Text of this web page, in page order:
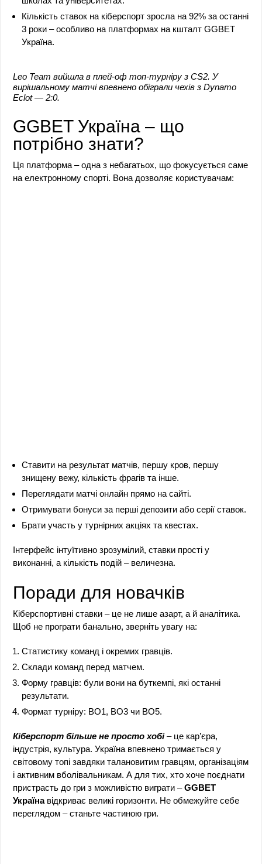
Кількість ставок на кіберспорт зросла на 92% за останні
3 роки – особливо на платформах на кшталт GGBET
Україна.
Leo Team вийшла в плей-оф топ-турніру з CS2. У
вирішальному матчі впевнено обіграли чехів з Dynamo
Eclot — 2:0.
GGBET Україна – що
потрібно знати?
Ця платформа – одна з небагатьох, що фокусується саме
на електронному спорті. Вона дозволяє користувачам:
Ставити на результат матчів, першу кров, першу
знищену вежу, кількість фрагів та інше.
Переглядати матчі онлайн прямо на сайті.
Отримувати бонуси за перші депозити або серії ставок.
Брати участь у турнірних акціях та квестах.
Інтерфейс інтуїтивно зрозумілий, ставки прості у
виконанні, а кількість подій – величезна.
Поради для новачків
Кіберспортивні ставки – це не лише азарт, а й аналітика.
Щоб не програти банально, зверніть увагу на:
Статистику команд і окремих гравців.
Склади команд перед матчем.
Форму гравців: були вони на буткемпі, які останні
результати.
Формат турніру: BO1, BO3 чи BO5.
Кіберспорт більше не просто хобі– це кар’єра,
індустрія, культура. Україна впевнено тримається у
світовому топі завдяки талановитим гравцям, організаціям
і активним вболівальникам. А для тих, хто хоче поєднати
пристрасть до гри з можливістю виграти –GGBET
Українавідкриває великі горизонти. Не обмежуйте себе
переглядом – станьте частиною гри.